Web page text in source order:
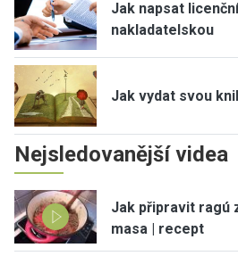
Jak napsat
nakladatelskou
Jak vydat svou
Nejsledovanější videa
Jak připravit ragú
masa | recept